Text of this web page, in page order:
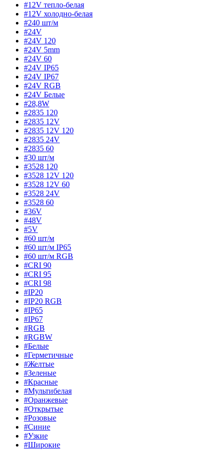
#12V тепло-белая
#12V холодно-белая
#240 шт/м
#24V
#24V 120
#24V 5mm
#24V 60
#24V IP65
#24V IP67
#24V RGB
#24V Белые
#28,8W
#2835 120
#2835 12V
#2835 12V 120
#2835 24V
#2835 60
#30 шт/м
#3528 120
#3528 12V 120
#3528 12V 60
#3528 24V
#3528 60
#36V
#48V
#5V
#60 шт/м
#60 шт/м IP65
#60 шт/м RGB
#CRI 90
#CRI 95
#CRI 98
#IP20
#IP20 RGB
#IP65
#IP67
#RGB
#RGBW
#Белые
#Герметичные
#Желтые
#Зеленые
#Красные
#Мультибелая
#Оранжевые
#Открытые
#Розовые
#Синие
#Узкие
#Широкие